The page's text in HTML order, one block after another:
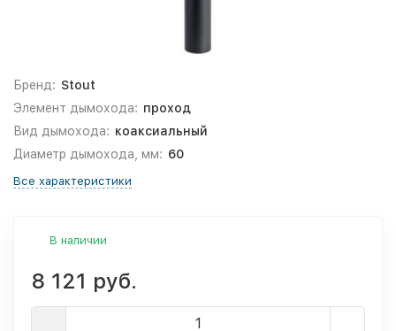
Бренд: Stout
Элемент дымохода: проход
Вид дымохода: коаксиальный
Диаметр дымохода, мм: 60
Все характеристики
В наличии
8 121 руб.